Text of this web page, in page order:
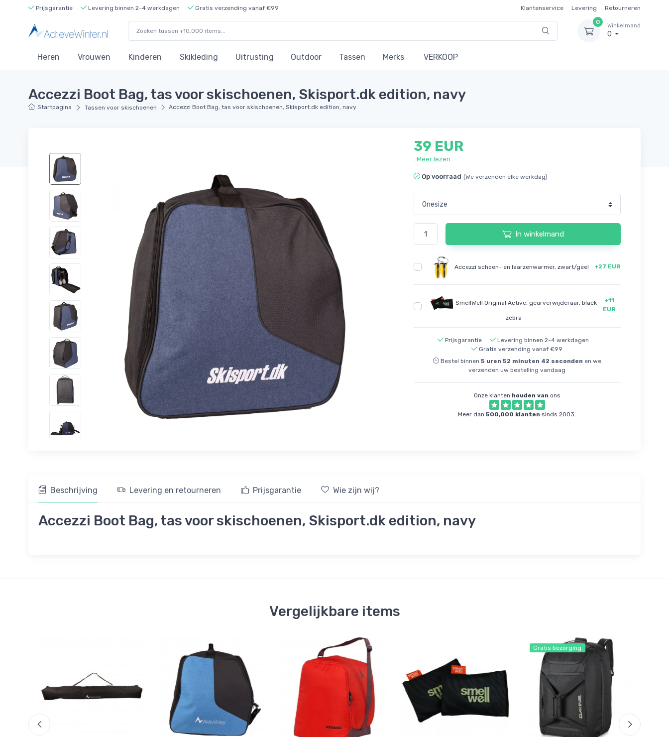
Prijsgarantie Levering binnen 2-4 werkdagen Gratis verzending vanaf €99 Klantenservice Levering
Retourneren
0
Winkelmand
0
Heren Vrouwen Kinderen Skikleding Uitrusting Outdoor Tassen Merks VERKOOP
Accezzi Boot Bag, tas voor skischoenen, Skisport.dk edition, navy
Startpagina Tassen voor skischoenen Accezzi Boot Bag, tas voor skischoenen, Skisport.dk edition, navy
39 EUR
Meer lezen
Op voorraad (We verzenden elke werkdag)
In winkelmand
Accezzi schoen- en laarzenwarmer, zwart/geel +27 EUR
SmellWell Original Active, geurverwijderaar, black
zebra
+11
EUR
Prijsgarantie
Levering binnen 2-4 werkdagen
Gratis verzending vanaf €99
Bestel binnen5uren52minuten41secondenen we verzenden
uw bestelling vandaag
Onze klanten houden van ons
Meer dan500,000 klanten sinds 2003.
Beschrijving Levering en retourneren Prijsgarantie Wie zijn wij?
Accezzi Boot Bag, tas voor skischoenen, Skisport.dk edition, navy
Vergelijkbare items
Gratis bezorging